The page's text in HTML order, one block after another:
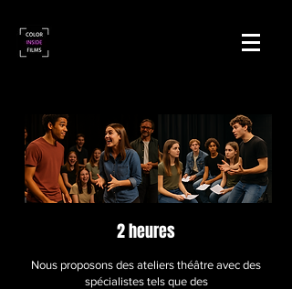
2 heures
Nous proposons des ateliers théâtre avec des
spécialistes tels que des